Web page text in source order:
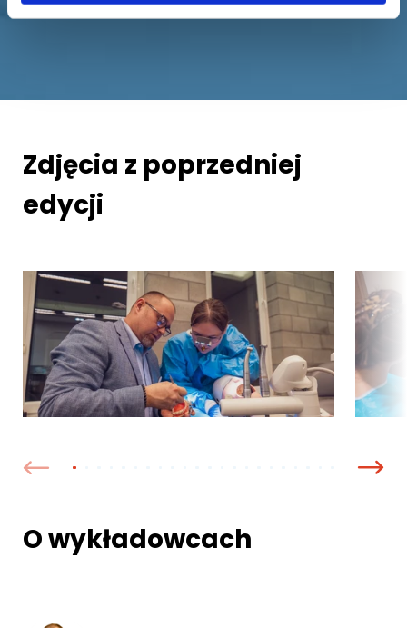
Zdjęcia z poprzedniej
edycji
O wykładowcach